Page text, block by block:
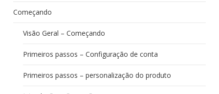
Começando
Visão Geral – Começando
Primeiros passos – Configuração de conta
Primeiros passos – personalização do produto